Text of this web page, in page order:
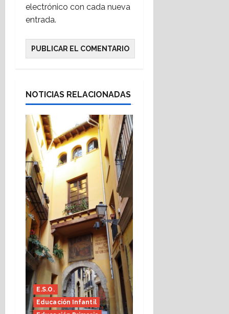
electrónico con cada nueva
entrada.
NOTICIAS RELACIONADAS
E.S.O.
Educación Infantil